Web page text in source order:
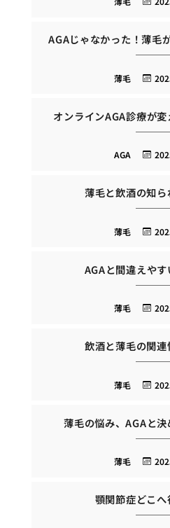
AGAじゃなかった！薄毛
薄毛
オンラインAGA診療が
AGA
薄毛と飲酒の知
薄毛
AGAと間違えや
薄毛
飲酒と薄毛の関連
薄毛
薄毛の悩み、AGAと
薄毛
顎関節症どこ